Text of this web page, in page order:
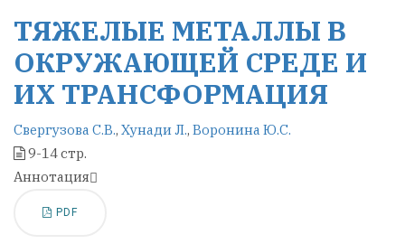
ТЯЖЕЛЫЕ МЕТАЛЛЫ В
ОКРУЖАЮЩЕЙ СРЕДЕ И
ИХ ТРАНСФОРМАЦИЯ
Свергузова С.В., Хунади Л., Воронина Ю.С.
9-14 стр.
Аннотация
PDF